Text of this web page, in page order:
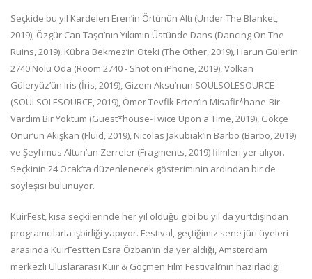
Seçkide bu yıl Kardelen Eren’in Örtünün Altı (Under The Blanket,
2019), Özgür Can Taşcı’nın Yıkımın Üstünde Dans (Dancing On The
Ruins, 2019), Kübra Bekmez’in Öteki (The Other, 2019), Harun Güler’in
2740 Nolu Oda (Room 2740 - Shot on iPhone, 2019), Volkan
Güleryüz’ün Iris (İris, 2019), Gizem Aksu’nun SOULSOLESOURCE
(SOULSOLESOURCE, 2019), Ömer Tevfik Erten’in Misafir*hane-Bir
Vardım Bir Yoktum (Guest*house-Twice Upon a Time, 2019), Gökçe
Onur’un Akışkan (Fluid, 2019), Nicolas Jakubiak’ın Barbo (Barbo, 2019)
ve Şeyhmus Altun’un Zerreler (Fragments, 2019) filmleri yer alıyor.
Seçkinin 24 Ocak’ta düzenlenecek gösteriminin ardından bir de
söyleşisi bulunuyor.
KuirFest, kısa seçkilerinde her yıl olduğu gibi bu yıl da yurtdışından
programcılarla işbirliği yapıyor. Festival, geçtiğimiz sene jüri üyeleri
arasında KuirFest’ten Esra Özban’ın da yer aldığı, Amsterdam
merkezli Uluslararası Kuir & Göçmen Film Festivali’nin hazırladığı